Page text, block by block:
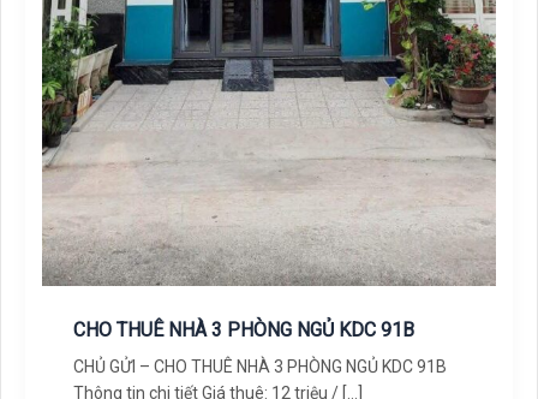
CHO THUÊ NHÀ 3 PHÒNG NGỦ KDC 91B
CHỦ GỬI – CHO THUÊ NHÀ 3 PHÒNG NGỦ KDC 91B
Thông tin chi tiết Giá thuê: 12 triệu / […]